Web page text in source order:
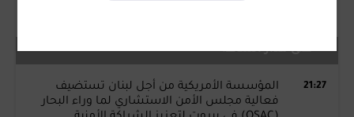
على مدار الساعة
21:27
المؤسسة الأمريكية من أجل لبنان تستضيف
فعالية مجلس الأمن الاستشاري لما وراء البحار